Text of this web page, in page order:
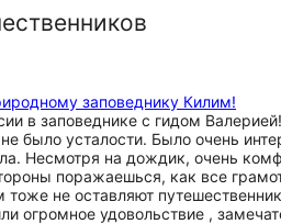
заповеднику Килим!
в заповеднике с гидом
было усталости. Было очень
Несмотря на дождик, очень
поражаешься, как все
не оставляют
огромное удовольствие ,